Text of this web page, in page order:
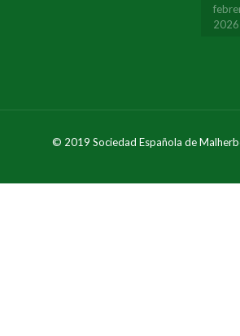
2026
© 2019 Sociedad Española de